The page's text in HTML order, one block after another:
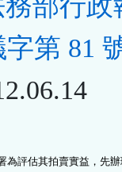
部行政
第 81
為評估其拍賣實益，先